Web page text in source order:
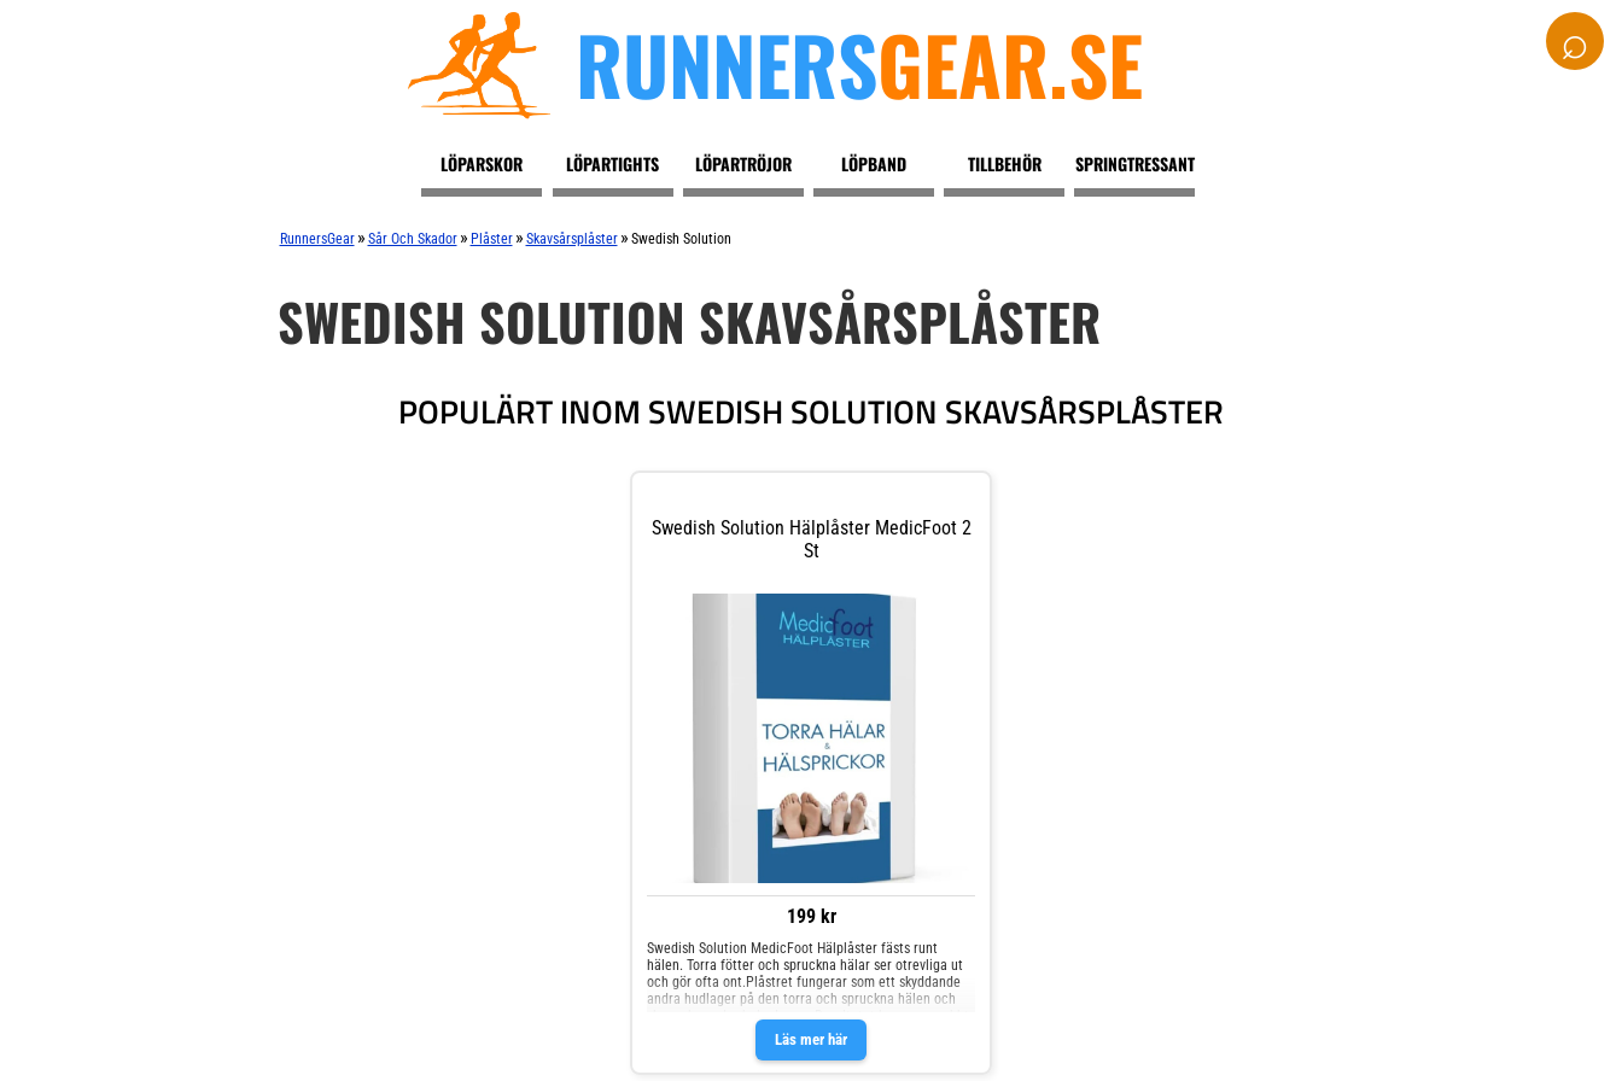
RUNNERSGEAR.SE ⌕
LÖPARSKOR LÖPARTIGHTS LÖPARTRÖJOR LÖPBAND TILLBEHÖR SPRINGTRESSANT
RunnersGear » Sår Och Skador » Plåster » Skavsårsplåster » Swedish Solution
SWEDISH SOLUTION SKAVSÅRSPLÅSTER
POPULÄRT INOM SWEDISH SOLUTION SKAVSÅRSPLÅSTER
Swedish Solution Hälplåster MedicFoot 2
St
199 kr
Läs mer här
Swedish Solution MedicFoot Hälplåster fästs runt
hälen. Torra fötter och spruckna hälar ser otrevliga ut
och gör ofta ont.Plåstret fungerar som ett skyddande
andra hudlager på den torra och spruckna hälen och
Lätt att sätta på, sitter bekvämt och stabilt runt
foten.Hälplåstret mjukar snabbt upp torr, hård, sprucken
hud genom att återskapa den naturliga fuktbalansen i